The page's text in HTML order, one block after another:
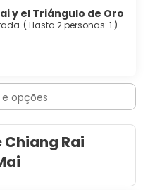
y el Triángulo de Oro
( Hasta 2 personas: 1 )
opções
Rai